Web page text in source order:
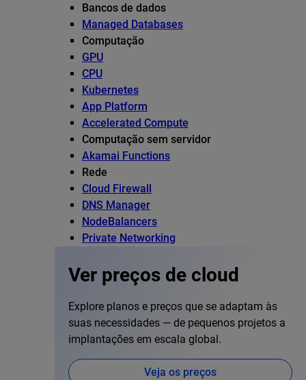
Bancos de dados
Managed Databases
Computação
GPU
CPU
Kubernetes
App Platform
Accelerated Compute
Computação sem servidor
Akamai Functions
Rede
Cloud Firewall
DNS Manager
NodeBalancers
Private Networking
Ver preços de cloud
Explore planos e preços que se adaptam às
suas necessidades — de pequenos projetos a
implantações em escala global.
Veja os preços